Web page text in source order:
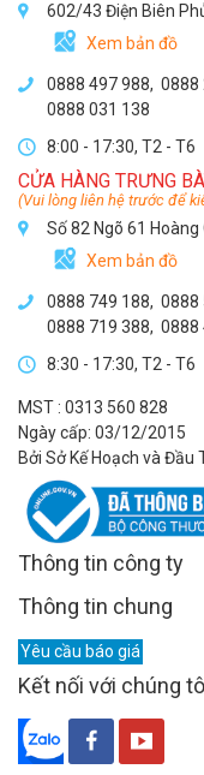
602/43 Điện Biên
Xem bản đồ
0888 497 988, 0888
0888 031 138
8:00 - 17:30, T2 - T6
CỬA HÀNG TRƯNG
(Vui lòng liên hệ trước để
Số 82 Ngõ 61
Xem bản đồ
0888 749 188, 0888
0888 719 388, 0888
8:30 - 17:30, T2 - T6
MST : 0313 560 828
Ngày cấp: 03/12/2015
Bởi Sở Kế Hoạch và Đầu
Thông tin công ty
Thông tin chung
Yêu cầu báo giá
Kết nối với chúng